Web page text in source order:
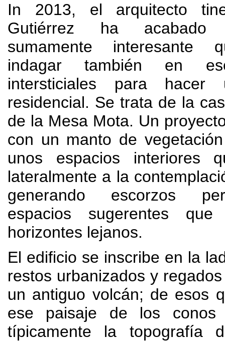
In 2013, el arquitecto
Gutiérrez ha
sumamente interesante
indagar también en
intersticiales para hacer
residencial. Se trata de la
de la Mesa Mota. Un
con un manto de
unos espacios interiores
lateralmente a la
generando escorzos
espacios sugerentes
horizontes lejanos.
El edificio se inscribe en la
restos urbanizados y
un antiguo volcán; de esos
ese paisaje de los conos
típicamente la topografía